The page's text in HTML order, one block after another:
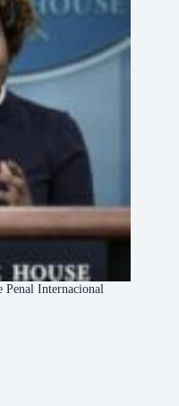
Penal Internacional